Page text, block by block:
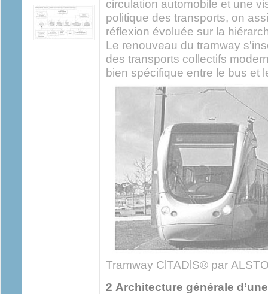
circulation automobile et une
politique des transports, on
réflexion évoluée sur la
Le renouveau du tramway
des transports collectifs
bien spécifique entre le bus et
Tramway ClTADlS® par
2 Architecture générale